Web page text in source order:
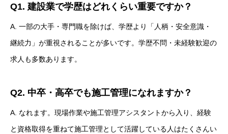
Q1. 建設業で学歴はどれくらい重要ですか？
A. 一部の大手・専門職を除けば、学歴より「人柄・安全意識・
継続力」が重視されることが多いです。学歴不問・未経験歓迎の
求人も多数あります。
Q2. 中卒・高卒でも施工管理になれますか？
A. なれます。現場作業や施工管理アシスタントから入り、経験
と資格取得を重ねて施工管理として活躍している人はたくさんい